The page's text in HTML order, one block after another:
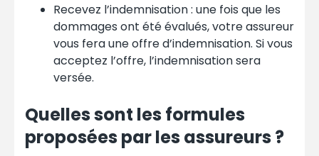
Recevez l’indemnisation : une fois que les
dommages ont été évalués, votre assureur
vous fera une offre d’indemnisation. Si vous
acceptez l’offre, l’indemnisation sera
versée.
Quelles sont les formules
proposées par les assureurs ?